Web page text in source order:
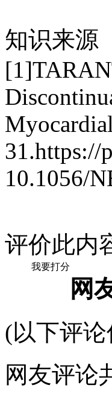
知识来源
31.https://
10.1056/
评价此内
我要打分
网
(以下评
网友评论